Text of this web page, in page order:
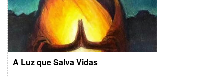
A Luz que Salva Vidas